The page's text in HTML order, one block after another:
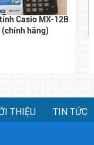
Casio MX-12B
(chính hãng)
THIỆU TIN TỨC